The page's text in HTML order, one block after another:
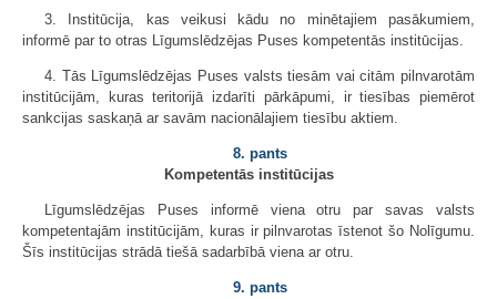
3. Institūcija, kas veikusi kādu no minētajiem pasākumiem,
informē par to otras Līgumslēdzējas Puses kompetentās institūcijas.
4. Tās Līgumslēdzējas Puses valsts tiesām vai citām pilnvarotām
institūcijām, kuras teritorijā izdarīti pārkāpumi, ir tiesības piemērot
sankcijas saskaņā ar savām nacionālajiem tiesību aktiem.
8. pants
Kompetentās institūcijas
Līgumslēdzējas Puses informē viena otru par savas valsts
kompetentajām institūcijām, kuras ir pilnvarotas īstenot šo Nolīgumu.
Šīs institūcijas strādā tiešā sadarbībā viena ar otru.
9. pants